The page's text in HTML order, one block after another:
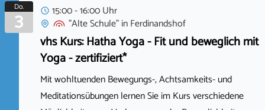
Do.
3
15:00 - 16:00 Uhr
"Alte Schule"inFerdinandshof
vhs Kurs: Hatha Yoga - Fit und beweglich mit
Yoga - zertifiziert*
Mit wohltuenden Bewegungs-, Achtsamkeits- und
Meditationsübungen lernen Sie im Kurs verschiedene